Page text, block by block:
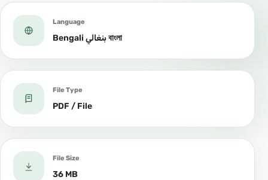
Language
Bengali بنغالي বাংলা
File Type
PDF / File
File Size
36 MB